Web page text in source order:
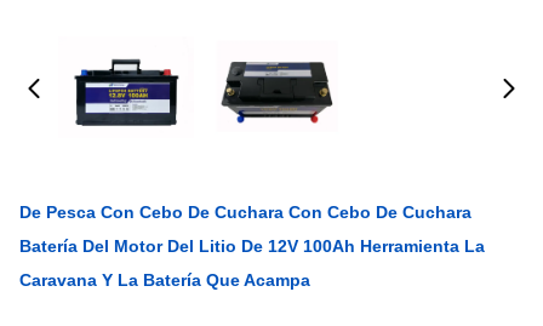
De Pesca Con Cebo De Cuchara Con Cebo De Cuchara
Batería Del Motor Del Litio De 12V 100Ah Herramienta La
Caravana Y La Batería Que Acampa